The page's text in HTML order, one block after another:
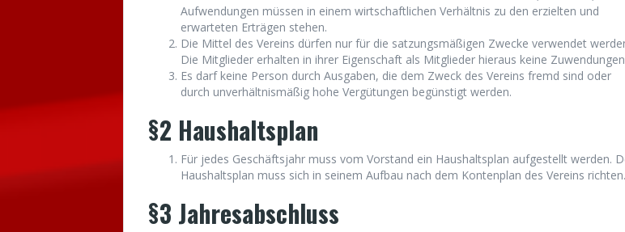
Aufwendungen müssen in einem wirtschaftlichen Verhältnis zu den erzielten und
erwarteten Erträgen stehen.
Die Mittel des Vereins dürfen nur für die satzungsmäßigen Zwecke verwendet
Die Mitglieder erhalten in ihrer Eigenschaft als Mitglieder hieraus keine
Es darf keine Person durch Ausgaben, die dem Zweck des Vereins fremd sind oder
durch unverhältnismäßig hohe Vergütungen begünstigt werden.
§2 Haushaltsplan
Für jedes Geschäftsjahr muss vom Vorstand ein Haushaltsplan aufgestellt werden.
Haushaltsplan muss sich in seinem Aufbau nach dem Kontenplan des Vereins richten.
§3 Jahresabschluss